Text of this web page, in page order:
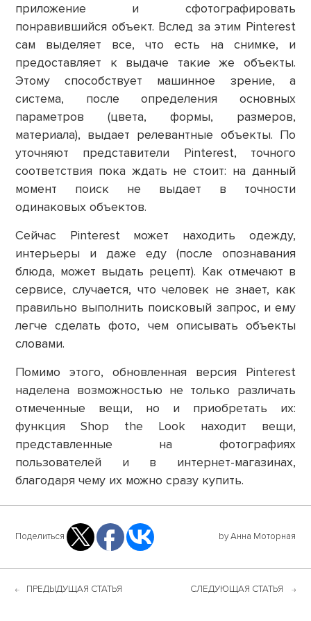
приложение и сфотографировать
понравившийся объект. Вслед за этим Pinterest
сам выделяет все, что есть на снимке, и
предоставляет к выдаче такие же объекты.
Этому способствует машинное зрение, а
система, после определения основных
параметров (цвета, формы, размеров,
материала), выдает релевантные объекты. По
уточняют представители Pinterest, точного
соответствия пока ждать не стоит: на данный
момент поиск не выдает в точности
одинаковых объектов.
Сейчас Pinterest может находить одежду,
интерьеры и даже еду (после опознавания
блюда, может выдать рецепт). Как отмечают в
сервисе, случается, что человек не знает, как
правильно выполнить поисковый запрос, и ему
легче сделать фото, чем описывать объекты
словами.
Помимо этого, обновленная версия Pinterest
наделена возможностью не только различать
отмеченные вещи, но и приобретать их:
функция Shop the Look находит вещи,
представленные на фотографиях
пользователей и в интернет-магазинах,
благодаря чему их можно сразу купить.
Поделиться by Анна Моторная
ПРЕДЫДУЩАЯ СТАТЬЯ СЛЕДУЮЩАЯ СТАТЬЯ